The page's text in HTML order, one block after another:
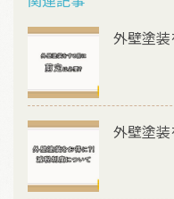
o
o
k
外壁塗装
外壁塗装